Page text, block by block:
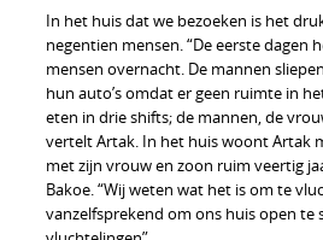
In het huis dat we bezoeken is het
negentien mensen. “De eerste dagen
mensen overnacht. De mannen
hun auto’s omdat er geen ruimte in
eten in drie shifts; de mannen, de
vertelt Artak. In het huis woont Artak
met zijn vrouw en zoon ruim veertig
Bakoe. “Wij weten wat het is om te
vanzelfsprekend om ons huis open te